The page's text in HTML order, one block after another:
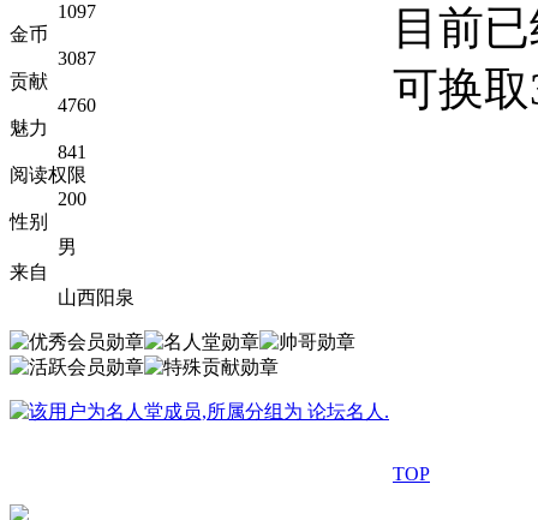
1097
金币
3087
贡献
4760
魅力
841
阅读权限
200
性别
男
来自
山西阳泉
目前
可换
TOP